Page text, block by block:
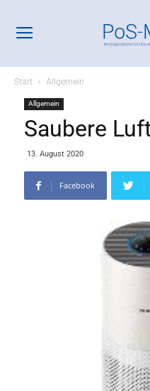
Start Allgemein
Allgemein
Saubere
13. August 2020
Facebook